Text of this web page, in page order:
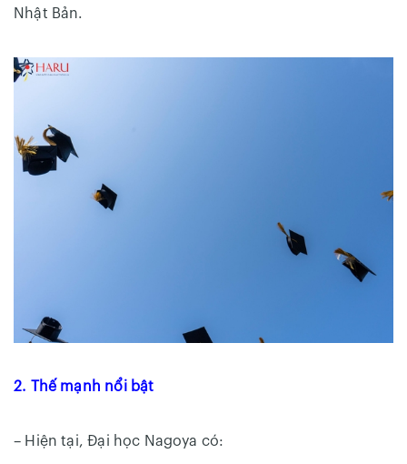
Nhật Bản.
2. Thế mạnh nổi bật
– Hiện tại, Đại học Nagoya có: